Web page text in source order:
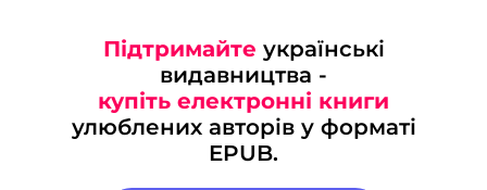
Підтримайте українські
видавництва -
купіть електронні книги
улюблених авторів у форматі
EPUB.